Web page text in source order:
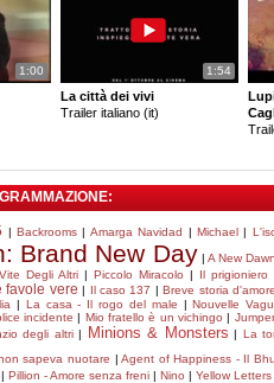
1:00 1:54
La città dei vivi
Trailer italiano (it)
|Backrooms | Amarga Navidad | Michael|
Brand New Day | A New Dawn
Degli Altri| Piccolo Miracolo | Il prigioniero
favole vere | Il caso 137 |Breve storia d'amore
| La casa - Il rogo del male |Nouvelle
incidente | Mio fratello è un vichingo |
degli altri| Minions & Monsters | La
sapeva nuotare |Agent of Happiness - Il
| Pillion - Amore senza freni | Nino | Yellow Letters